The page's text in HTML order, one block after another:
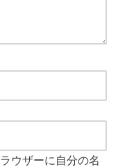
ウザーに自分の名